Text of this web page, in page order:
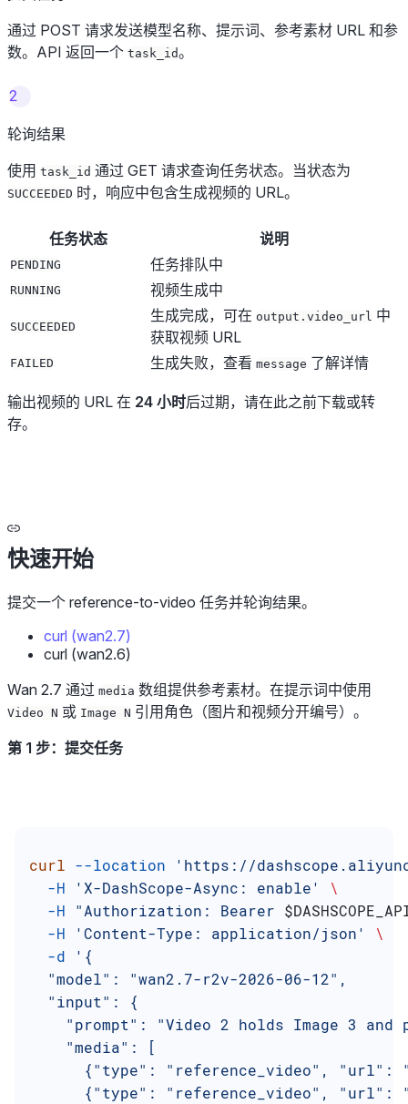
通过 POST 请求发送模型名称、提示词、参考素材 URL 和参
数。API 返回一个 task_id。
2
轮询结果
使用 task_id 通过 GET 请求查询任务状态。当状态为
SUCCEEDED 时，响应中包含生成视频的 URL。
任务状态 说明
PENDING 任务排队中
RUNNING 视频生成中
SUCCEEDED
生成完成，可在 output.video_url 中
获取视频 URL
FAILED 生成失败，查看 message 了解详情
输出视频的 URL 在 24 小时后过期，请在此之前下载或转
存。
快速开始
提交一个 reference-to-video 任务并轮询结果。
curl (wan2.7)
curl (wan2.6)
Wan 2.7 通过 media 数组提供参考素材。在提示词中使用
Video N 或 Image N 引用角色（图片和视频分开编号）。
第 1 步：提交任务
curl --location 'https://
  -H
'X-DashScope-Async: enable'
\
  -H
"Authorization: Bearer
  -H
'Content-Type: application/json'
\
  -d
'{
  "model": "wan2.7-r2v-2026-06-12",
  "input": {
"prompt": "Video 2 holds Image 3 and
    "media": [
{"type": "reference_video", "url":
{"type": "reference_video", "url":